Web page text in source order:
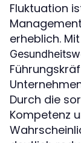
Fluktuation
erheblich.
Durch die
Kompetenz